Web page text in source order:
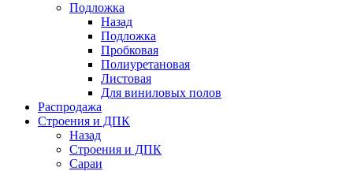
Подложка
Назад
Подложка
Пробковая
Полиуретановая
Листовая
Для виниловых полов
Распродажа
Строения и ДПК
Назад
Строения и ДПК
Сараи